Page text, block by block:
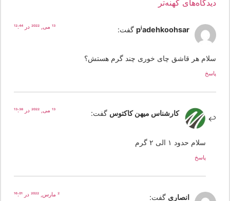
کهنه‌تر
piadehkoohsar گفت:
هر قاشق چای خوری چند گرم هستش؟
کارشناس میهن کاکتوس گفت:
سلام حدود ۱ الی ۲ گرم
انصاری گفت: